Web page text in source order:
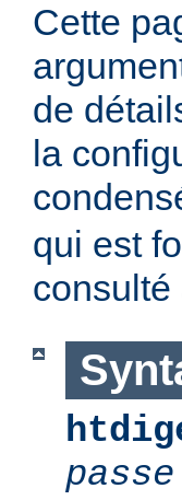
Cette
de
la
qui est
consulté
passe